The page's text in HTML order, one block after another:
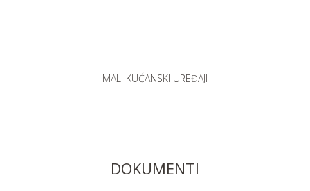
MALI KUĆANSKI UREĐAJI
DOKUMENTI